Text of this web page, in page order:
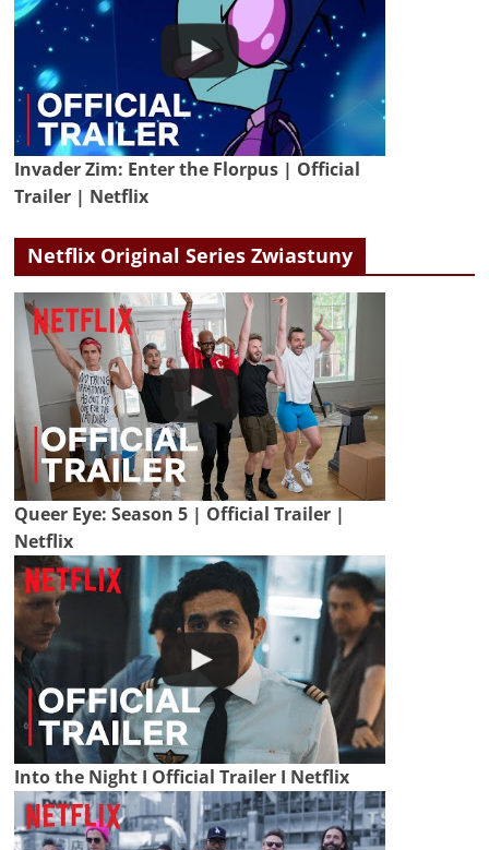
Invader Zim: Enter the Florpus | Official
Trailer | Netflix
Netflix Original Series Zwiastuny
Queer Eye: Season 5 | Official Trailer |
Netflix
Into the Night I Official Trailer I Netflix